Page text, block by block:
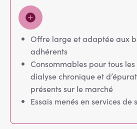
Offre large et adaptée aux
adhérents
Consommables pour tous
dialyse chronique et
présents sur le marché
Essais menés en services de